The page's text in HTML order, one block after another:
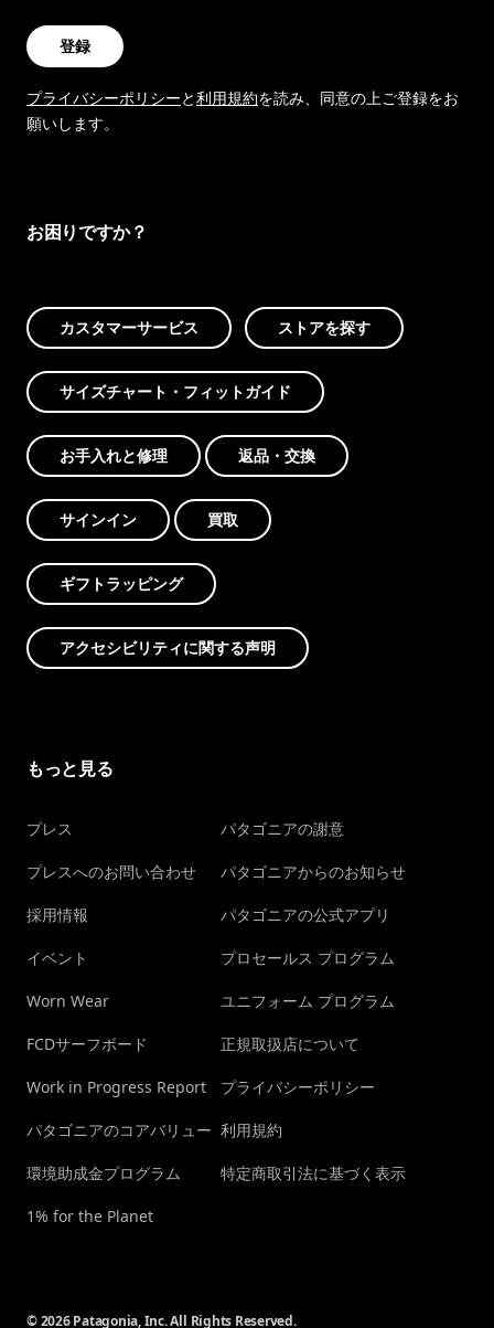
登録
プライバシーポリシーと利用規約を読み、同意の上ご登録をお
願いします。
お困りですか？
カスタマーサービス ストアを探す
サイズチャート・フィットガイド
お手入れと修理 返品・交換
サインイン 買取
ギフトラッピング
アクセシビリティに関する声明
もっと見る
プレス
プレスへのお問い合わせ
採用情報
イベント
Worn Wear
FCDサーフボード
Work in Progress Report
パタゴニアのコアバリュー
環境助成金プログラム
1% for the Planet
パタゴニアの謝意
パタゴニアからのお知らせ
パタゴニアの公式アプリ
プロセールス プログラム
ユニフォーム プログラム
正規取扱店について
プライバシーポリシー
利用規約
特定商取引法に基づく表示
© 2026 Patagonia, Inc. All Rights Reserved.